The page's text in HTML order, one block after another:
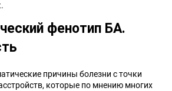
фенотип БА.
причины болезни с точки
которые по мнению многих